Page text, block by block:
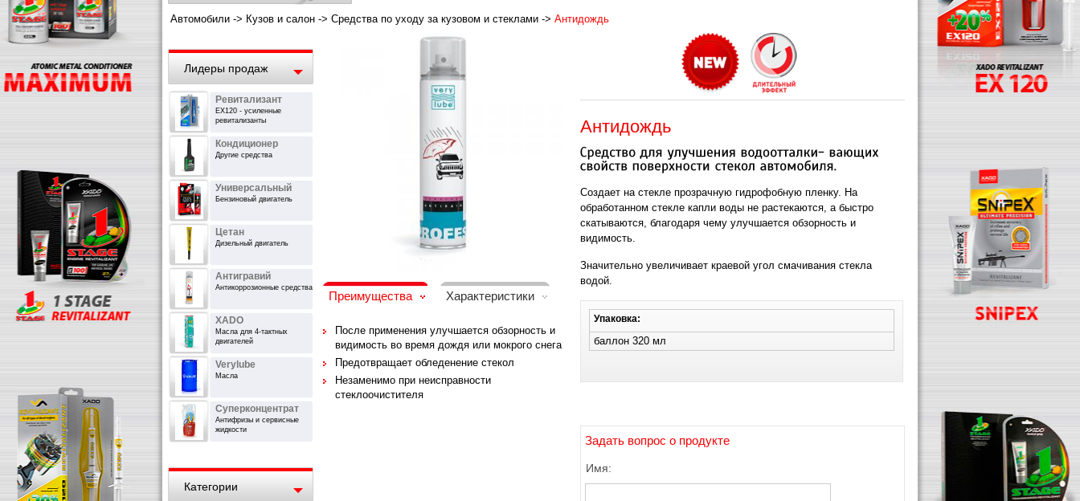
Автомобили -> Кузов и салон -> Средства по уходу за кузовом и стеклами -> Антидождь
Лидеры продаж
Ревитализант
EX120 - усиленные
ревитализанты
Кондиционер
Другие средства
Универсальный
Бензиновый двигатель
Цетан
Дизельный двигатель
Антигравий
Антикоррозионные средства
XADO
Масла для 4-тактных
двигателей
Verylube
Масла
Суперконцентрат
Антифризы и сервисные
жидкости
Категории
Преимущества Характеристики
После применения улучшается обзорность и
видимость во время дождя или мокрого снега
Предотвращает обледенение стекол
Незаменимо при неисправности
стеклоочистителя
Антидождь
Создает на стекле прозрачную гидрофобную пленку. На
обработанном стекле капли воды не растекаются, а быстро
скатываются, благодаря чему улучшается обзорность и
видимость.
Значительно увеличивает краевой угол смачивания стекла
водой.
Упаковка:
баллон 320 мл
Задать вопрос о продукте
Имя: